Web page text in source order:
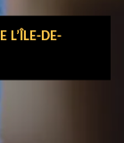
L’ÎLE-DE-